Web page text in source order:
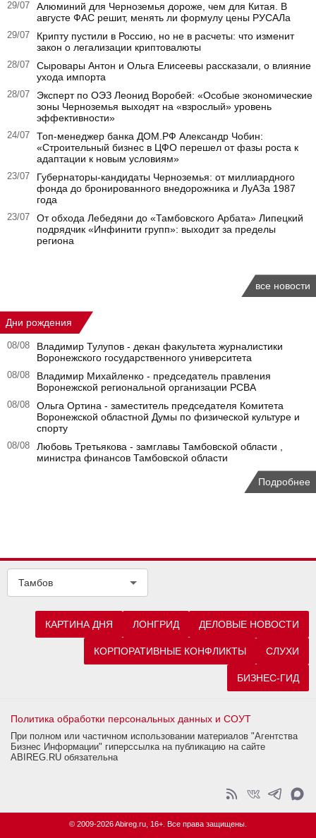
29/07
Алюминий для Черноземья дороже, чем для Китая. В
августе ФАС решит, менять ли формулу цены РУСАЛа
29/07
Крипту пустили в Россию, но не в расчеты: что изменит
закон о легализации криптовалюты
28/07
Сыровары Антон и Ольга Елисеевы рассказали, о влияние
ухода импорта
28/07
Эксперт по ОЭЗ Леонид Воробей: «Особые экономические
зоны Черноземья выходят на «взрослый» уровень
эффективности»
24/07
Топ-менеджер банка ДОМ.РФ Александр Чобин:
«Строительный бизнес в ЦФО перешел от фазы роста к
адаптации к новым условиям»
23/07
Губернаторы‑кандидаты Черноземья: от миллиардного
фонда до бронированного внедорожника и ЛуАЗа 1987
года
23/07
От обхода Лебедяни до «Тамбовского Арбата» Липецкий
подрядчик «Инфинити групп»: выходит за пределы
региона
все новости
Дни рождения
08/08
Владимир Тулупов - декан факультета журналистики
Воронежского государственного университета
08/08
Владимир Михайленко - председатель правления
Воронежской региональной организации РСВА
08/08
Ольга Ортина - заместитель председателя Комитета
Воронежской областной Думы по физической культуре и
спорту
08/08
Любовь Третьякова - замглавы Тамбовской области ,
министра финансов Тамбовской области
Подробнее
Тамбов
КАРТИНА ДНЯ ЛОНГРИД ДЕЛОВЫЕ НОВОСТИ
КОРПОРАТИВНЫЕ КОНФЛИКТЫ СЛУХИ
БИЗНЕС-ГИД
Политика обработки персональных данных и СОУТ
При полном или частичном использовании материалов "Агентства
Бизнес Информации" гиперссылка на публикацию на сайте
ABIREG.RU обязательна
© 2009-2026 Abireg.ru, 16+. Все права защищены.